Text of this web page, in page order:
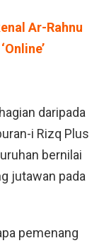
Ar-Rahnu
daripada
i Rizq Plus
bernilai
jutawan pada
pemenang